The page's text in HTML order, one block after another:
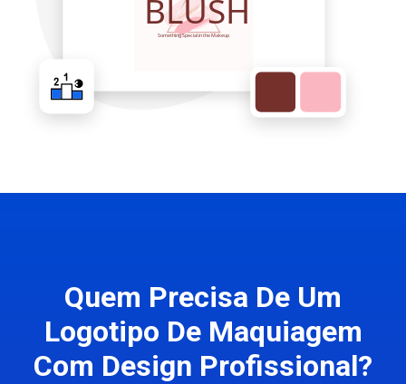
Quem Precisa De Um
Logotipo De Maquiagem
Com Design Profissional?